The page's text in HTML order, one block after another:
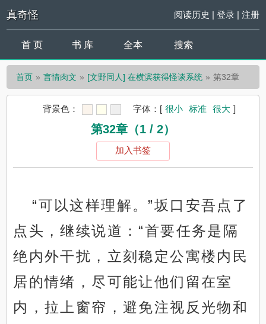
真奇怪 阅读历史 | 登录| 注册
首 页 书 库 全本 搜索
首页 言情肉文 [文野同人] 在横滨获得怪谈系统 第32章
背景色： 字体： [ 很小 标准 很大 ]
第32章（1 / 2）
加入书签
“可以这样理解。”坂口安吾点了
点头，继续说道：“首要任务是隔
绝内外干扰，立刻稳定公寓楼内民
居的情绪，尽可能让他们留在室
内，拉上窗帘，避免注视反光物和